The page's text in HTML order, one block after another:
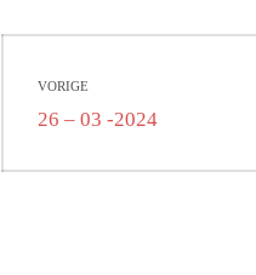
navigatie
VORIGE
Vorig
26 – 03 -2024